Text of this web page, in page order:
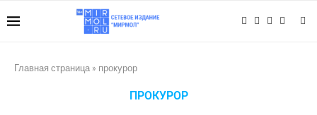
Главная страница » прокурор
ПРОКУРОР